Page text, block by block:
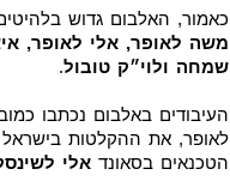
כאמור, האלבום גדוש בלהיטים משמחים
משה לאופר, אלי לאופר,
שמחה ולוי״ק טובול.
העיבודים באלבום נכתבו
לאופר, את ההקלטות בישראל
הטכנאים בסאונד אלי